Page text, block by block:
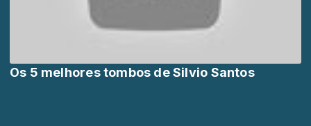
Os 5 melhores tombos de Silvio Santos